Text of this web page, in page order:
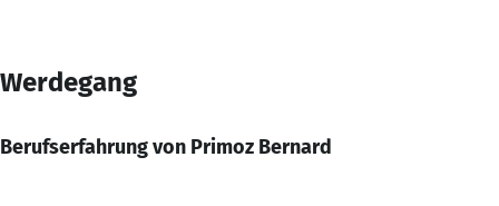
Werdegang
Berufserfahrung von Primoz Bernard